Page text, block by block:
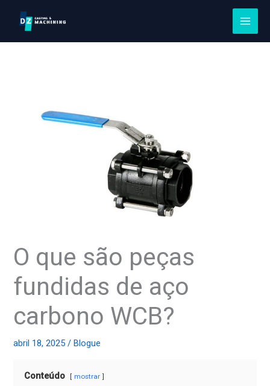
o
O que são peças
fundidas de aço
carbono WCB?
abril 18, 2025/Blogue
Conteúdo mostrar